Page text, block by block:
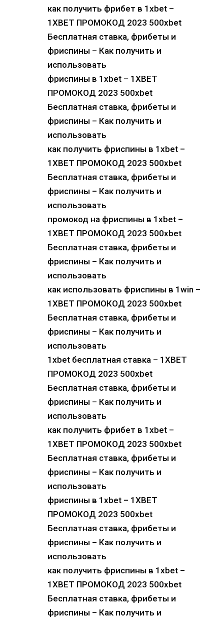
как получить фрибет в 1xbet –
1XBET ПРОМОКОД 2023 500xbet
Бесплатная ставка, фрибеты и
фриспины – Как получить и
использовать
фриспины в 1xbet – 1XBET
ПРОМОКОД 2023 500xbet
Бесплатная ставка, фрибеты и
фриспины – Как получить и
использовать
как получить фриспины в 1xbet –
1XBET ПРОМОКОД 2023 500xbet
Бесплатная ставка, фрибеты и
фриспины – Как получить и
использовать
промокод на фриспины в 1xbet –
1XBET ПРОМОКОД 2023 500xbet
Бесплатная ставка, фрибеты и
фриспины – Как получить и
использовать
как использовать фриспины в 1win –
1XBET ПРОМОКОД 2023 500xbet
Бесплатная ставка, фрибеты и
фриспины – Как получить и
использовать
1xbet бесплатная ставка – 1XBET
ПРОМОКОД 2023 500xbet
Бесплатная ставка, фрибеты и
фриспины – Как получить и
использовать
как получить фрибет в 1xbet –
1XBET ПРОМОКОД 2023 500xbet
Бесплатная ставка, фрибеты и
фриспины – Как получить и
использовать
фриспины в 1xbet – 1XBET
ПРОМОКОД 2023 500xbet
Бесплатная ставка, фрибеты и
фриспины – Как получить и
использовать
как получить фриспины в 1xbet –
1XBET ПРОМОКОД 2023 500xbet
Бесплатная ставка, фрибеты и
фриспины – Как получить и